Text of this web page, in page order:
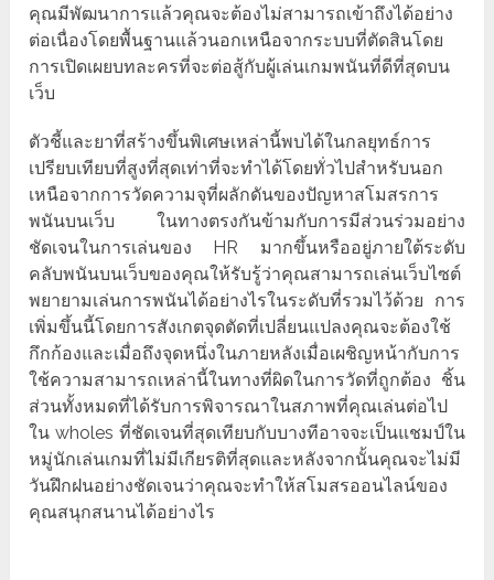
คุณมีพัฒนาการแล้วคุณจะต้องไม่สามารถเข้าถึงได้อย่าง
ต่อเนื่องโดยพื้นฐานแล้วนอกเหนือจากระบบที่ตัดสินโดย
การเปิดเผยบทละครที่จะต่อสู้กับผู้เล่นเกมพนันที่ดีที่สุดบน
เว็บ
ตัวชี้และยาที่สร้างขึ้นพิเศษเหล่านี้พบได้ในกลยุทธ์การ
เปรียบเทียบที่สูงที่สุดเท่าที่จะทำได้โดยทั่วไปสำหรับนอก
เหนือจากการวัดความจุที่ผลักดันของปัญหาสโมสรการ
พนันบนเว็บ ในทางตรงกันข้ามกับการมีส่วนร่วมอย่าง
ชัดเจนในการเล่นของ HR มากขึ้นหรืออยู่ภายใต้ระดับ
คลับพนันบนเว็บของคุณให้รับรู้ว่าคุณสามารถเล่นเว็บไซต์
พยายามเล่นการพนันได้อย่างไรในระดับที่รวมไว้ด้วย การ
เพิ่มขึ้นนี้โดยการสังเกตจุดตัดที่เปลี่ยนแปลงคุณจะต้องใช้
กึกก้องและเมื่อถึงจุดหนึ่งในภายหลังเมื่อเผชิญหน้ากับการ
ใช้ความสามารถเหล่านี้ในทางที่ผิดในการวัดที่ถูกต้อง ชิ้น
ส่วนทั้งหมดที่ได้รับการพิจารณาในสภาพที่คุณเล่นต่อไป
ใน wholes ที่ชัดเจนที่สุดเทียบกับบางทีอาจจะเป็นแชมป์ใน
หมู่นักเล่นเกมที่ไม่มีเกียรติที่สุดและหลังจากนั้นคุณจะไม่มี
วันฝึกฝนอย่างชัดเจนว่าคุณจะทำให้สโมสรออนไลน์ของ
คุณสนุกสนานได้อย่างไร